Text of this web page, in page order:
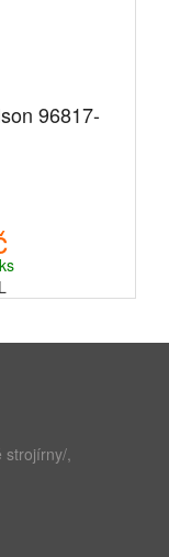
96817-
strojírny/,